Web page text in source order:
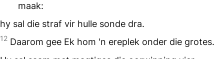
maak:
hy sal die straf vir hulle sonde dra.
12 Daarom gee Ek hom 'n ereplek onder die grotes.